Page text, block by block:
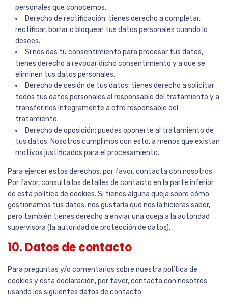
personales que conocemos.
Derecho de rectificación: tienes derecho a completar,
rectificar, borrar o bloquear tus datos personales cuando lo
desees.
Si nos das tu consentimiento para procesar tus datos,
tienes derecho a revocar dicho consentimiento y a que se
eliminen tus datos personales.
Derecho de cesión de tus datos: tienes derecho a solicitar
todos tus datos personales al responsable del tratamiento y a
transferirlos íntegramente a otro responsable del
tratamiento.
Derecho de oposición: puedes oponerte al tratamiento de
tus datos. Nosotros cumplimos con esto, a menos que existan
motivos justificados para el procesamiento.
Para ejercer estos derechos, por favor, contacta con nosotros.
Por favor, consulta los detalles de contacto en la parte inferior
de esta política de cookies. Si tienes alguna queja sobre cómo
gestionamos tus datos, nos gustaría que nos la hicieras saber,
pero también tienes derecho a enviar una queja a la autoridad
supervisora (la autoridad de protección de datos).
10. Datos de contacto
Para preguntas y/o comentarios sobre nuestra política de
cookies y esta declaración, por favor, contacta con nosotros
usando los siguientes datos de contacto: